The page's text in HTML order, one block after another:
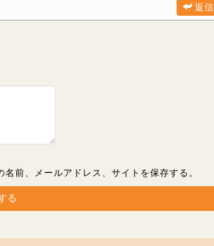
返信
前、メールアドレス、サイトを保存する。